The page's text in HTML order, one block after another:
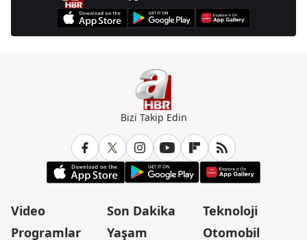
Bizi Takip Edin
Video
Programlar
Son Dakika
Yaşam
Teknoloji
Otomobil